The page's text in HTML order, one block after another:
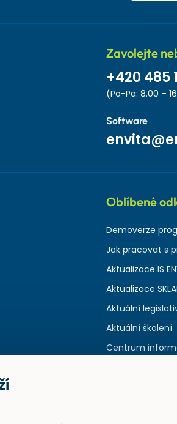
Zavolejte
+420 485
(Po-Pa: 8.00 –
Software
Oblíbené
Demoverze
Jak pracovat s
Aktualizace IS
Aktualizace
Aktuální
Aktuální školení
Centrum